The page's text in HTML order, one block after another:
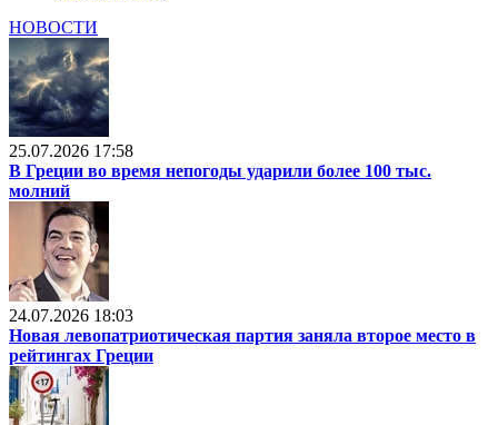
НОВОСТИ
25.07.2026 17:58
В Греции во время непогоды ударили более 100 тыс.
молний
24.07.2026 18:03
Новая левопатриотическая партия заняла второе место в
рейтингах Греции